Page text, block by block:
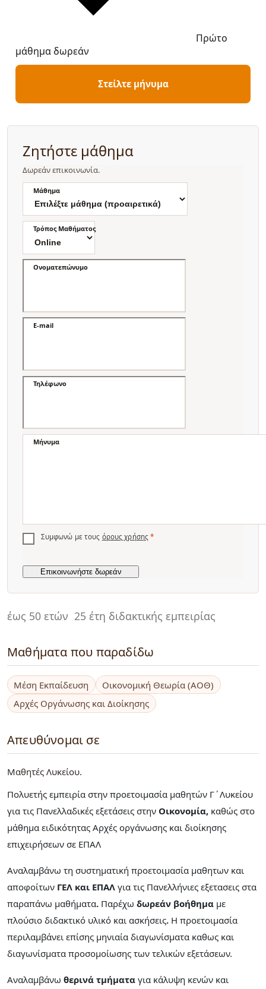
έως 50 ετών 25 έτη διδακτικής εμπειρίας
Μαθήματα που παραδίδω
Μέση Εκπαίδευση
Οικονομική Θεωρία (ΑΟΘ)
Αρχές Οργάνωσης και Διοίκησης
Απευθύνομαι σε
Μαθητές Λυκείου
Πολυετής εμπειρία στην προετοιμασία μαθητών Γ΄Λυκείου
για τις Πανελλαδικές εξετάσεις στην Οικονομία, καθώς στο
μάθημα ειδικότητας Αρχές οργάνωσης και διοίκησης
επιχειρήσεων σε ΕΠΑΛ
Αναλαμβάνω τη συστηματική προετοιμασία μαθητων και
αποφοίτων ΓΕΛ και ΕΠΑΛ για τις Πανελλήνιες εξετασεις στα
παραπάνω μαθήματα. Παρέχω δωρεάν βοήθημα με
πλούσιο διδακτικό υλικό και ασκήσεις. Η προετοιμασία
περιλαμβάνει επίσης μηνιαία διαγωνίσματα καθως και
διαγωνίσματα προσομοίωσης των τελικών εξετάσεων.
Αναλαμβάνω θερινά τμήματα για κάλυψη κενών και
Πρώτο
μάθημα δωρεάν
Στείλτε μήνυμα
Ζητήστε μάθημα
Δωρεάν επικοινωνία.
Μάθημα
Τρόπος Μαθήματος
Ονοματεπώνυμο
E-mail
Τηλέφωνο
Μήνυμα
Συμφωνώ με τους όρους χρήσης *